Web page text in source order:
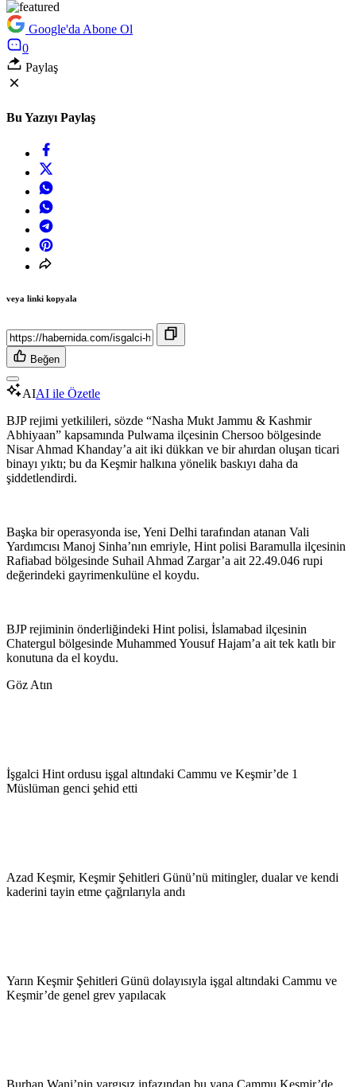
Google'da Abone Ol
0
Paylaş
Bu Yazıyı Paylaş
veya linki kopyala
Beğen
AIAI ile Özetle
BJP rejimi yetkilileri, sözde “Nasha Mukt Jammu & Kashmir
Abhiyaan” kapsamında Pulwama ilçesinin Chersoo bölgesinde
Nisar Ahmad Khanday’a ait iki dükkan ve bir ahırdan oluşan ticari
binayı yıktı; bu da Keşmir halkına yönelik baskıyı daha da
şiddetlendirdi.
Başka bir operasyonda ise, Yeni Delhi tarafından atanan Vali
Yardımcısı Manoj Sinha’nın emriyle, Hint polisi Baramulla ilçesinin
Rafiabad bölgesinde Suhail Ahmad Zargar’a ait 22.49.046 rupi
değerindeki gayrimenkulüne el koydu.
BJP rejiminin önderliğindeki Hint polisi, İslamabad ilçesinin
Chatergul bölgesinde Muhammed Yousuf Hajam’a ait tek katlı bir
konutuna da el koydu.
Göz Atın
İşgalci Hint ordusu işgal altındaki Cammu ve Keşmir’de 1
Müslüman genci şehid etti
Azad Keşmir, Keşmir Şehitleri Günü’nü mitingler, dualar ve kendi
kaderini tayin etme çağrılarıyla andı
Yarın Keşmir Şehitleri Günü dolayısıyla işgal altındaki Cammu ve
Keşmir’de genel grev yapılacak